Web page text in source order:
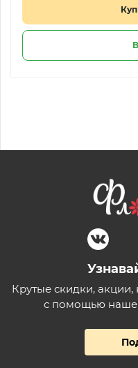
Крутые скидки,
с помощью